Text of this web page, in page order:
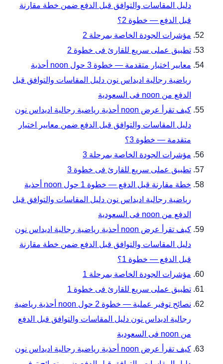
دليل المقاسات والتوافق قبل الدفع ضمن خطة مقارنة
قبل الدفع — خطوة 2؟
مؤشرات الجودة الخاصة بمرحلة 2
تطبيق عملى سريع للقارئ فى خطوة 2
معايير اختيار متقدمة — خطوة 3 حول noon أحذية
رياضية رجالية اديداس نون دليل المقاسات والتوافق قبل
الدفع من noon فى السعودية
كيف تقرأ عرض noon أحذية رياضية رجالية اديداس نون
دليل المقاسات والتوافق قبل الدفع ضمن معايير اختيار
متقدمة — خطوة 3؟
مؤشرات الجودة الخاصة بمرحلة 3
تطبيق عملى سريع للقارئ فى خطوة 3
خطة مقارنة قبل الدفع — خطوة 1 حول noon أحذية
رياضية رجالية اديداس نون دليل المقاسات والتوافق قبل
الدفع من noon فى السعودية
كيف تقرأ عرض noon أحذية رياضية رجالية اديداس نون
دليل المقاسات والتوافق قبل الدفع ضمن خطة مقارنة
قبل الدفع — خطوة 1؟
مؤشرات الجودة الخاصة بمرحلة 1
تطبيق عملى سريع للقارئ فى خطوة 1
نصائح توفير عملية — خطوة 2 حول noon أحذية رياضية
رجالية اديداس نون دليل المقاسات والتوافق قبل الدفع
من noon فى السعودية
كيف تقرأ عرض noon أحذية رياضية رجالية اديداس نون